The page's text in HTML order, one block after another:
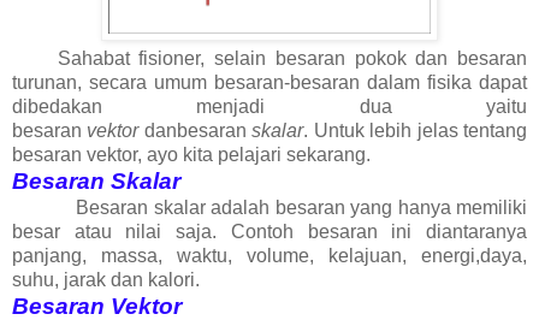
Sahabat fisioner, selain besaran pokok dan besaran
turunan, secara umum besaran-besaran dalam fisika dapat
dibedakan menjadi dua yaitu
besaran vektordanbesaranskalar. Untuk lebih jelas tentang
besaran vektor, ayo kita pelajari sekarang.
Besaran Skalar
Besaran skalar adalah besaran yang hanya memiliki
besar atau nilai saja. Contoh besaran ini diantaranya
panjang, massa, waktu, volume, kelajuan, energi,daya,
suhu, jarak dan kalori.
Besaran Vektor